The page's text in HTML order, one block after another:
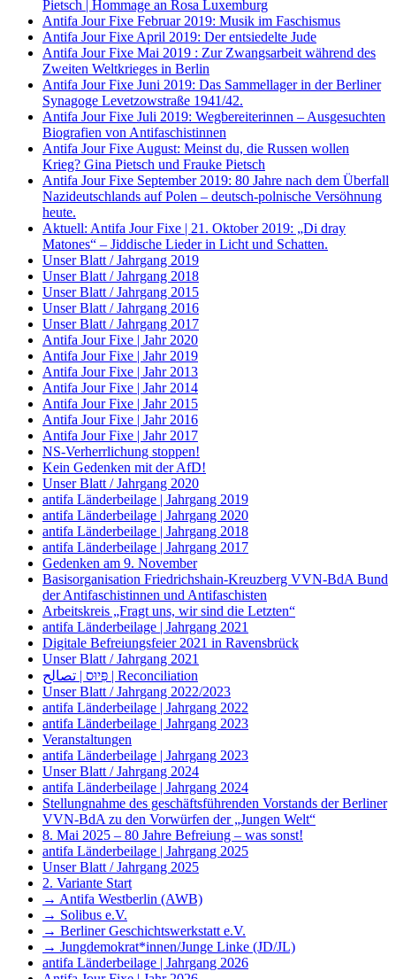
Pietsch | Hommage an Rosa Luxemburg
Antifa Jour Fixe Februar 2019: Musik im Faschismus
Antifa Jour Fixe April 2019: Der entsiedelte Jude
Antifa Jour Fixe Mai 2019 : Zur Zwangsarbeit während des
Zweiten Weltkrieges in Berlin
Antifa Jour Fixe Juni 2019: Das Sammellager in der Berliner
Synagoge Levetzowstraße 1941/42.
Antifa Jour Fixe Juli 2019: Wegbereiterinnen – Ausgesuchten
Biografien von Antifaschistinnen
Antifa Jour Fixe August: Meinst du, die Russen wollen
Krieg? Gina Pietsch und Frauke Pietsch
Antifa Jour Fixe September 2019: 80 Jahre nach dem Überfall
Nazideutschlands auf Polen – deutsch-polnische Versöhnung
heute.
Aktuell: Antifa Jour Fixe | 21. Oktober 2019: „Di dray
Matones“ – Jiddische Lieder in Licht und Schatten.
Unser Blatt / Jahrgang 2019
Unser Blatt / Jahrgang 2018
Unser Blatt / Jahrgang 2015
Unser Blatt / Jahrgang 2016
Unser Blatt / Jahrgang 2017
Antifa Jour Fixe | Jahr 2020
Antifa Jour Fixe | Jahr 2019
Antifa Jour Fixe | Jahr 2013
Antifa Jour Fixe | Jahr 2014
Antifa Jour Fixe | Jahr 2015
Antifa Jour Fixe | Jahr 2016
Antifa Jour Fixe | Jahr 2017
NS-Verherrlichung stoppen!
Kein Gedenken mit der AfD!
Unser Blatt / Jahrgang 2020
antifa Länderbeilage | Jahrgang 2019
antifa Länderbeilage | Jahrgang 2020
antifa Länderbeilage | Jahrgang 2018
antifa Länderbeilage | Jahrgang 2017
Gedenken am 9. November
Basisorganisation Friedrichshain-Kreuzberg VVN-BdA Bund
der Antifaschistinnen und Antifaschisten
Arbeitskreis „Fragt uns, wir sind die Letzten“
antifa Länderbeilage | Jahrgang 2021
Digitale Befreiungsfeier 2021 in Ravensbrück
Unser Blatt / Jahrgang 2021
פִּיוּס | تصالح | Reconciliation
Unser Blatt / Jahrgang 2022/2023
antifa Länderbeilage | Jahrgang 2022
antifa Länderbeilage | Jahrgang 2023
Veranstaltungen
antifa Länderbeilage | Jahrgang 2023
Unser Blatt / Jahrgang 2024
antifa Länderbeilage | Jahrgang 2024
Stellungnahme des geschäftsführenden Vorstands der Berliner
VVN-BdA zu den Vorwürfen der „Jungen Welt“
8. Mai 2025 – 80 Jahre Befreiung – was sonst!
antifa Länderbeilage | Jahrgang 2025
Unser Blatt / Jahrgang 2025
2. Variante Start
→ Antifa Westberlin (AWB)
→ Solibus e.V.
→ Berliner Geschichtswerkstatt e.V.
→ Jungdemokrat*innen/Junge Linke (JD/JL)
antifa Länderbeilage | Jahrgang 2026